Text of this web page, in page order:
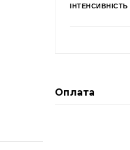
ІНТЕНСИВНІСТЬ
Оплата